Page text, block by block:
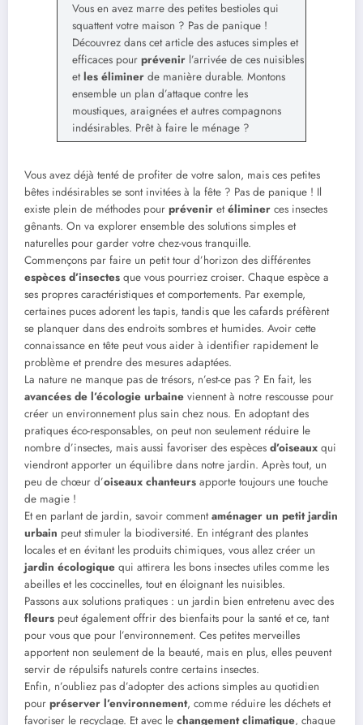
Vous en avez marre des petites bestioles qui
squattent votre maison ? Pas de panique !
Découvrez dans cet article des astuces simples et
efficaces pour prévenir l’arrivée de ces nuisibles
et les éliminer de manière durable. Montons
ensemble un plan d’attaque contre les
moustiques, araignées et autres compagnons
indésirables. Prêt à faire le ménage ?
Vous avez déjà tenté de profiter de votre salon, mais ces petites
bêtes indésirables se sont invitées à la fête ? Pas de panique ! Il
existe plein de méthodes pour prévenir etéliminer ces insectes
gênants. On va explorer ensemble des solutions simples et
naturelles pour garder votre chez-vous tranquille.
Commençons par faire un petit tour d’horizon des différentes
espèces d’insectes que vous pourriez croiser. Chaque espèce a
ses propres caractéristiques et comportements. Par exemple,
certaines puces adorent les tapis, tandis que les cafards préfèrent
se planquer dans des endroits sombres et humides. Avoir cette
connaissance en tête peut vous aider à identifier rapidement le
problème et prendre des mesures adaptées.
La nature ne manque pas de trésors, n’est-ce pas ? En fait, les
avancées de l’écologie urbaine viennent à notre rescousse pour
créer un environnement plus sain chez nous. En adoptant des
pratiques éco-responsables, on peut non seulement réduire le
nombre d’insectes, mais aussi favoriser des espèces d’oiseaux qui
viendront apporter un équilibre dans notre jardin. Après tout, un
peu de chœur d’oiseaux chanteurs apporte toujours une touche
de magie !
Et en parlant de jardin, savoir commentaménager un petit jardin
urbain peut stimuler la biodiversité. En intégrant des plantes
locales et en évitant les produits chimiques, vous allez créer un
jardin écologique qui attirera les bons insectes utiles comme les
abeilles et les coccinelles, tout en éloignant les nuisibles.
Passons aux solutions pratiques : un jardin bien entretenu avec des
fleurs peut également offrir des bienfaits pour la santé et ce, tant
pour vous que pour l’environnement. Ces petites merveilles
apportent non seulement de la beauté, mais en plus, elles peuvent
servir de répulsifs naturels contre certains insectes.
Enfin, n’oubliez pas d’adopter des actions simples au quotidien
pour préserver l’environnement, comme réduire les déchets et
favoriser le recyclage. Et avec le changement climatique, chaque